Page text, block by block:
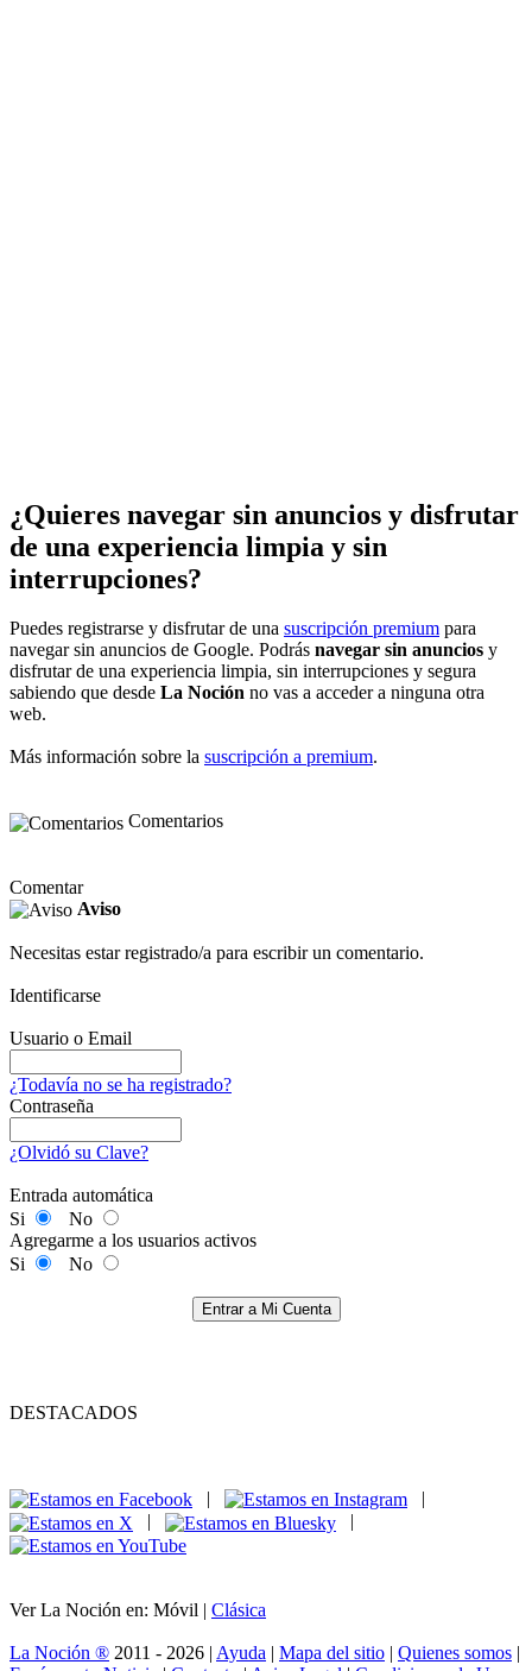
¿Quieres navegar sin anuncios y disfrutar
de una experiencia limpia y sin
interrupciones?
Puedes registrarse y disfrutar de una suscripción premium para
navegar sin anuncios de Google. Podrás navegar sin anuncios y
disfrutar de una experiencia limpia, sin interrupciones y segura
sabiendo que desde La Noción no vas a acceder a ninguna otra
web.
Más información sobre la suscripción a premium.
Comentarios
Comentar
Aviso
Necesitas estar registrado/a para escribir un comentario.
Identificarse
Usuario o Email
¿Todavía no se ha registrado?
Contraseña
¿Olvidó su Clave?
Entrada automática
Si
No
Agregarme a los usuarios activos
Si
No
Entrar a Mi Cuenta
DESTACADOS
|
|
|
|
Ver La Noción en: Móvil | Clásica
La Noción ® 2011 - 2026 | Ayuda | Mapa del sitio | Quienes somos |